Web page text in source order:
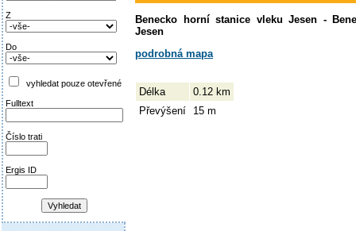
Z
Do
vyhledat pouze otevřené
Fulltext
Číslo trati
Ergis ID
Benecko horní stanice vleku Jesen -
Jesen
podrobná mapa
Délka
0.12 km
Převýšení
15 m